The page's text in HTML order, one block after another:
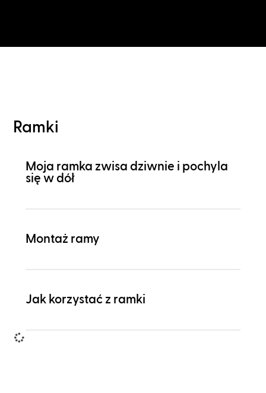
Ramki
Moja ramka zwisa dziwnie i pochyla
się w dół
Montaż ramy
Jak korzystać z ramki